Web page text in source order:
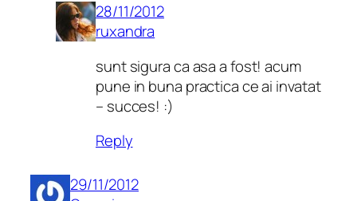
28/11/2012
ruxandra
sunt sigura ca asa a fost! acum
pune in buna practica ce ai invatat
– succes! :)
Reply
29/11/2012